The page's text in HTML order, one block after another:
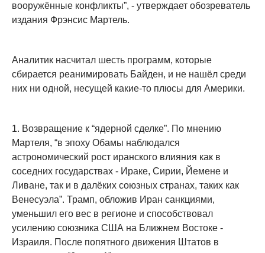
вооружённые конфликты”, - утверждает обозреватель
издания Фрэнсис Мартель.
Аналитик насчитал шесть программ, которые
сбирается реанимировать Байден, и не нашёл среди
них ни одной, несущей какие-то плюсы для Америки.
1. Возвращение к “ядерной сделке”. По мнению
Мартеля, “в эпоху Обамы наблюдался
астрономический рост иранского влияния как в
соседних государствах - Ираке, Сирии, Йемене и
Ливане, так и в далёких союзных странах, таких как
Венесуэла”. Трамп, обложив Иран санкциями,
уменьшил его вес в регионе и способствовал
усилению союзника США на Ближнем Востоке -
Израиля. После попятного движения Штатов в